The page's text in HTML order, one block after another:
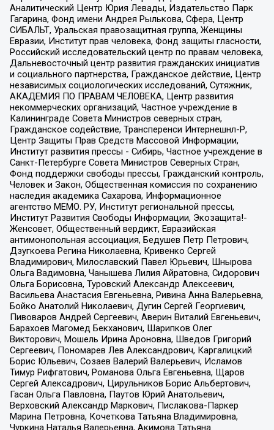
Аналитический Центр Юрия Левады, Издательство Парк
Гагарина, Фонд имени Андрея Рылькова, Сфера, Центр
СИБАЛЬТ, Уральская правозащитная группа, Женщины
Евразии, Институт прав человека, Фонд защиты гласности,
Российский исследовательский центр по правам человека,
Дальневосточный центр развития гражданских инициатив
и социального партнерства, Гражданское действие, Центр
независимых социологических исследований, Сутяжник,
АКАДЕМИЯ ПО ПРАВАМ ЧЕЛОВЕКА, Центр развития
некоммерческих организаций, Частное учреждение в
Калининграде Совета Министров северных стран,
Гражданское содействие, Трансперенси Интернешнл-Р,
Центр Защиты Прав Средств Массовой Информации,
Институт развития прессы - Сибирь, Частное учреждение в
Санкт-Петербурге Совета Министров Северных Стран,
Фонд поддержки свободы прессы, Гражданский контроль,
Человек и Закон, Общественная комиссия по сохранению
наследия академика Сахарова, Информационное
агентство МЕМО. РУ, Институт региональной прессы,
Институт Развития Свободы Информации, Экозащита!-
Женсовет, Общественный вердикт, Евразийская
антимонопольная ассоциация, Бедушев Петр Петрович,
Дзугкоева Регина Николаевна, Кривенко Сергей
Владимирович, Милославский Павел Юрьевич, Шнырова
Ольга Вадимовна, Чанышева Лилия Айратовна, Сидорович
Ольга Борисовна, Туровский Александр Алексеевич,
Васильева Анастасия Евгеньевна, Ривина Анна Валерьевна,
Бойко Анатолий Николаевич, Дугин Сергей Георгиевич,
Пивоваров Андрей Сергеевич, Аверин Виталий Евгеньевич,
Барахоев Магомед Бекханович, Шарипков Олег
Викторович, Мошель Ирина Ароновна, Шведов Григорий
Сергеевич, Пономарев Лев Александрович, Каргалицкий
Борис Юльевич, Созаев Валерий Валерьевич, Исламов
Тимур Рифгатович, Романова Ольга Евгеньевна, Щаров
Сергей Алексадрович, Цирульников Борис Альбертович,
Гасан Ольга Павловна, Паутов Юрий Анатольевич,
Верховский Александр Маркович, Пислакова-Паркер
Марина Петровна, Кочеткова Татьяна Владимировна,
Чуркина Наталья Валерьевна, Акимова Татьяна